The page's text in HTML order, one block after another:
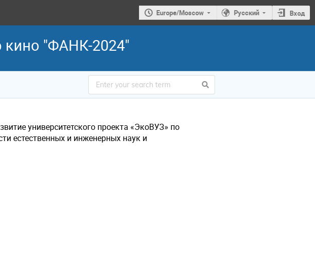
Europe/Moscow Русский Вход
кино "ФАНК-2024"
университетского проекта «ЭкоВУЗ» по
естественных и инженерных наук и